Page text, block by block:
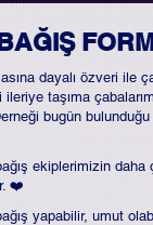
dayalı özveri ile
taşıma
bugün
ekiplerimizin daha
❤️
yapabilir, umut